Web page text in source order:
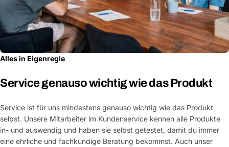
Alles in Eigenregie
Service genauso wichtig wie das Produkt
Service ist für uns mindestens genauso wichtig wie das Produkt
selbst. Unsere Mitarbeiter im Kundenservice kennen alle Produkte
in- und auswendig und haben sie selbst getestet, damit du immer
eine ehrliche und fachkundige Beratung bekommst. Auch unser